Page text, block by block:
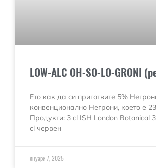
LOW-ALC OH-SO-LO-GRONI
Ето как да си приготвите 5%
конвенционално Негрони, което е
Продукти: 3 cl ISH London Botanical
cl червен
януари 7, 2025